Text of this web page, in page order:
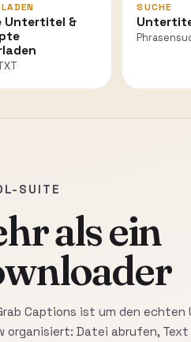
Untertitel &
SUCHE
SUITE
als ein
Captions ist um den
organisiert: Datei abrufen,